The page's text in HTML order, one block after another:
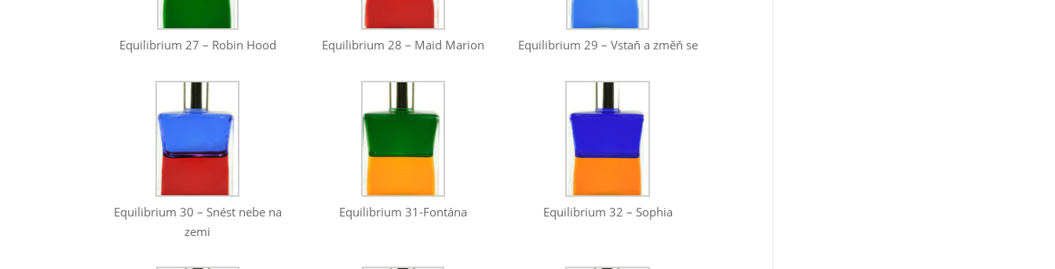
Equilibrium 27 – Robin Hood Equilibrium 28 – Maid Marion Equilibrium 29 – Vstaň a změň se
Equilibrium 30 – Snést nebe na
zemi
Equilibrium 31-Fontána Equilibrium 32 – Sophia